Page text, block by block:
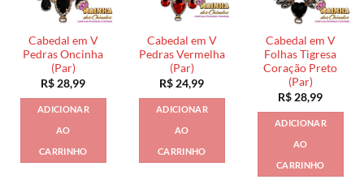
Cabedal em V
Pedras Oncinha
(Par)
R$ 28,99
ADICIONAR
AO
CARRINHO
Cabedal em V
Pedras Vermelha
(Par)
R$ 24,99
ADICIONAR
AO
CARRINHO
Cabedal em V
Folhas Tigresa
Coração Preto
(Par)
R$ 28,99
ADICIONAR
AO
CARRINHO